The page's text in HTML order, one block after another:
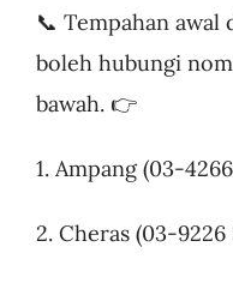
📞 Tempahan awal
boleh hubungi
bawah. 👉
1. Ampang (03-
2. Cheras (03-9226